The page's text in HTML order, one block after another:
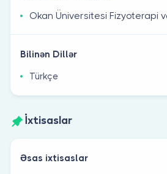
Okan Üniversitesi Fizyoterapi
Bilinən Dillər
Türkçe
İxtisaslar
Əsas ixtisaslar